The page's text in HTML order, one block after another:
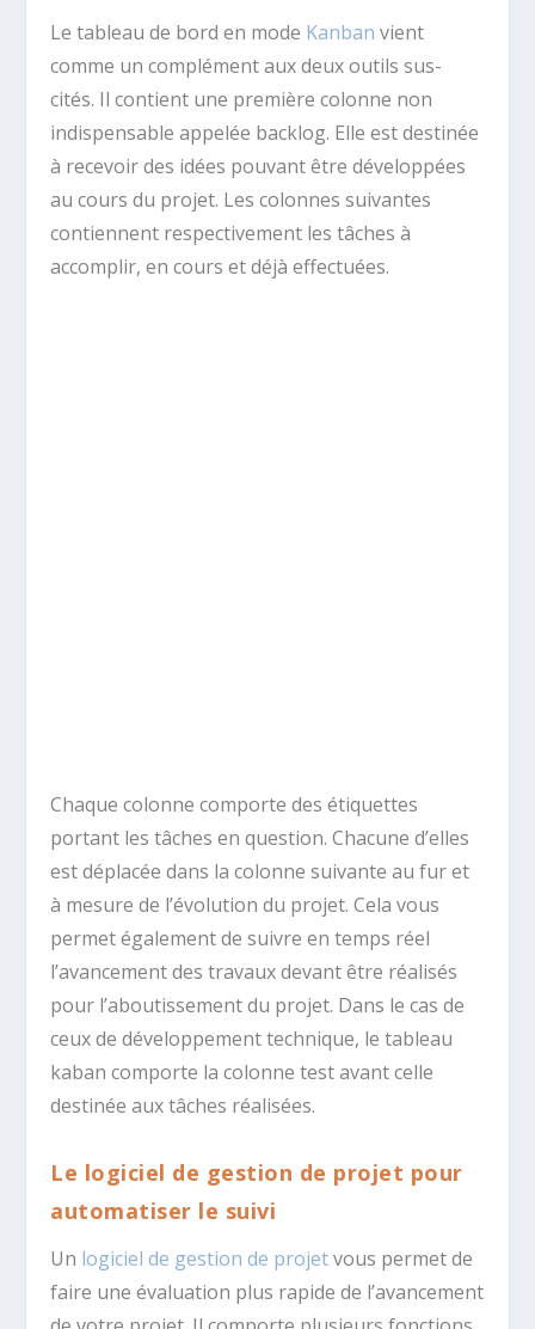
Le tableau de bord en mode Kanban vient
comme un complément aux deux outils sus-
cités. Il contient une première colonne non
indispensable appelée backlog. Elle est destinée
à recevoir des idées pouvant être développées
au cours du projet. Les colonnes suivantes
contiennent respectivement les tâches à
accomplir, en cours et déjà effectuées.
Chaque colonne comporte des étiquettes
portant les tâches en question. Chacune d’elles
est déplacée dans la colonne suivante au fur et
à mesure de l’évolution du projet. Cela vous
permet également de suivre en temps réel
l’avancement des travaux devant être réalisés
pour l’aboutissement du projet. Dans le cas de
ceux de développement technique, le tableau
kaban comporte la colonne test avant celle
destinée aux tâches réalisées.
Le logiciel de gestion de projet pour
automatiser le suivi
Un logiciel de gestion de projetvous permet de
faire une évaluation plus rapide de l’avancement